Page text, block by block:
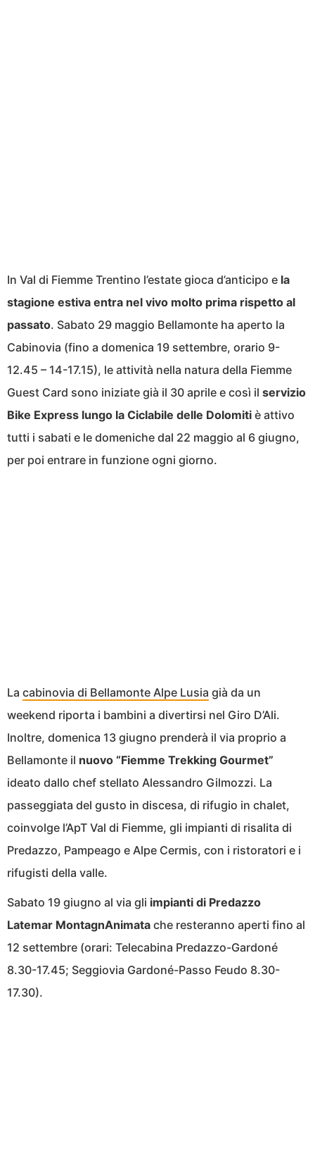
In Val di Fiemme Trentino l’estate gioca d’anticipo e la
stagione estiva entra nel vivo molto prima rispetto al
passato. Sabato 29 maggio Bellamonte ha aperto la
Cabinovia (fino a domenica 19 settembre, orario 9-
12.45 – 14-17.15), le attività nella natura della Fiemme
Guest Card sono iniziate già il 30 aprile e così il servizio
Bike Express lungo la Ciclabile delle Dolomiti è attivo
tutti i sabati e le domeniche dal 22 maggio al 6 giugno,
per poi entrare in funzione ogni giorno.
La cabinovia di Bellamonte Alpe Lusia già da un
weekend riporta i bambini a divertirsi nel Giro D’Ali.
Inoltre, domenica 13 giugno prenderà il via proprio a
Bellamonte il nuovo “Fiemme Trekking Gourmet”
ideato dallo chef stellato Alessandro Gilmozzi. La
passeggiata del gusto in discesa, di rifugio in chalet,
coinvolge l’ApT Val di Fiemme, gli impianti di risalita di
Predazzo, Pampeago e Alpe Cermis, con i ristoratori e i
rifugisti della valle.
Sabato 19 giugno al via gli impianti di Predazzo
Latemar MontagnAnimata che resteranno aperti fino al
12 settembre (orari: Telecabina Predazzo-Gardoné
8.30-17.45; Seggiovia Gardoné-Passo Feudo 8.30-
17.30).